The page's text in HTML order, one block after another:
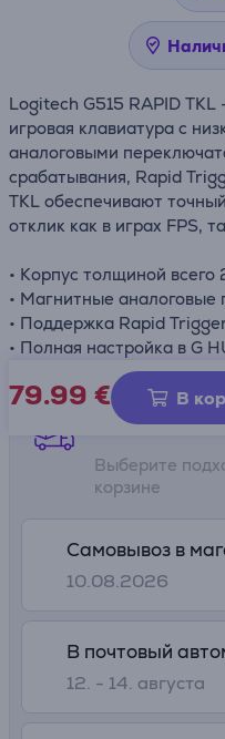
Logitech G515 RAPID TKL
игровая клавиатура с
аналоговыми
срабатывания, Rapid
TKL обеспечивают
отклик как в играх FPS,
• Корпус толщиной всего
• Магнитные аналоговые
• Поддержка Rapid
• Полная настройка в G
79.99 € В
Способы
Выберите
корзине
Самовывоз в
10.08.2026
В почтовый
12. - 14. августа